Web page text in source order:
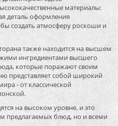
материалы:
деталь оформления
создать атмосферу роскоши и
также находится на высшем
ингредиентами высшего
которые поражают своим
представляет собой широкий
- от классической
на высоком уровне, и это
предлагаемых блюд, но и всеми